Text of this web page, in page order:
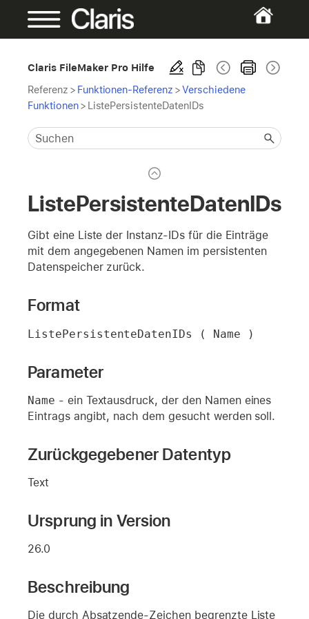
Claris FileMaker Pro Hilfe
Referenz > Funktionen-Referenz >Verschiedene
Funktionen> ListePersistenteDatenIDs
ListePersistenteDatenIDs
Gibt eine Liste der Instanz-IDs für die Einträge
mit dem angegebenen Namen im persistenten
Datenspeicher zurück.
Format
ListePersistenteDatenIDs ( Name )
Parameter
Name - ein Textausdruck, der den Namen eines
Eintrags angibt, nach dem gesucht werden soll.
Zurückgegebener Datentyp
Text
Ursprung in Version
26.0
Beschreibung
Die durch Absatzende-Zeichen begrenzte Liste